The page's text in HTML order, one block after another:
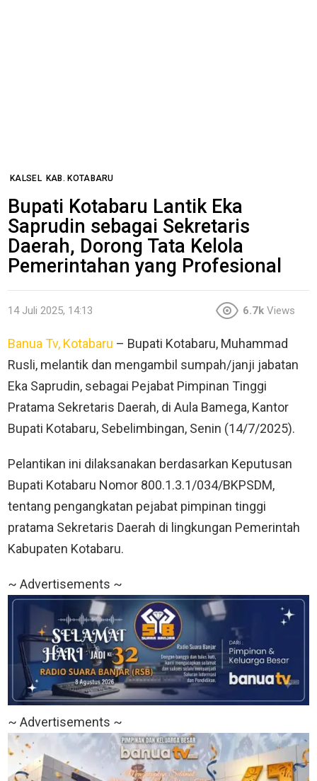
KALSEL KAB. KOTABARU
Bupati Kotabaru Lantik Eka
Saprudin sebagai Sekretaris
Daerah, Dorong Tata Kelola
Pemerintahan yang Profesional
14 Juli 2025, 14:13 6.7k Views
Banua Tv, Kotabaru – Bupati Kotabaru, Muhammad
Rusli, melantik dan mengambil sumpah/janji jabatan
Eka Saprudin, sebagai Pejabat Pimpinan Tinggi
Pratama Sekretaris Daerah, di Aula Bamega, Kantor
Bupati Kotabaru, Sebelimbingan, Senin (14/7/2025).
Pelantikan ini dilaksanakan berdasarkan Keputusan
Bupati Kotabaru Nomor 800.1.3.1/034/BKPSDM,
tentang pengangkatan pejabat pimpinan tinggi
pratama Sekretaris Daerah di lingkungan Pemerintah
Kabupaten Kotabaru.
~ Advertisements ~
~ Advertisements ~